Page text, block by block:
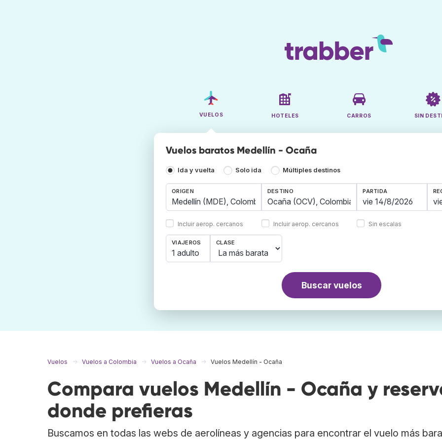
VUELOS HOTELES CARROS SIN
Vuelos baratos Medellín - Ocaña
Ida y vuelta Solo ida Múltiples destinos
ORIGEN
Incluir aerop. cercanos
DESTINO
Incluir aerop. cercanos
PARTIDA
Sin escalas
VIAJEROS
1 adulto
CLASE
Buscar vuelos
Vuelos Vuelos a Colombia Vuelos a Ocaña Vuelos Medellín - Ocaña
Compara vuelos Medellín - Ocaña y
donde prefieras
Buscamos en todas las webs de aerolíneas y agencias para encontrar el vuelo más